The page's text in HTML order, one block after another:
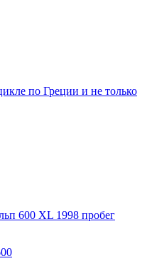
по Греции и не только
600 XL 1998 пробег